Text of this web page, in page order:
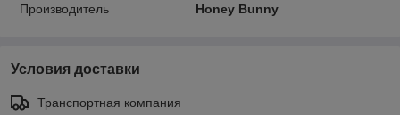
Производитель Honey Bunny
Условия доставки
Транспортная компания